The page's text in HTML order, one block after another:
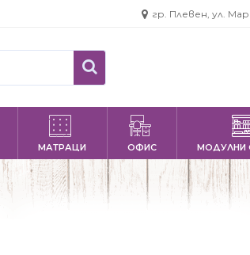
гр. Плевен, ул.
МАТРАЦИ ОФИС МОДУЛНИ